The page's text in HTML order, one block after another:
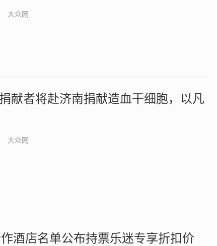
大众网
献者将赴济南捐献造血干细胞，以凡
大众网
酒店名单公布持票乐迷专享折扣价